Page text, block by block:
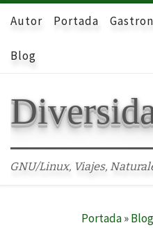
Skip to content
Autor Portada
Blog
GNU/Linux, Viajes,
Portada»Blog